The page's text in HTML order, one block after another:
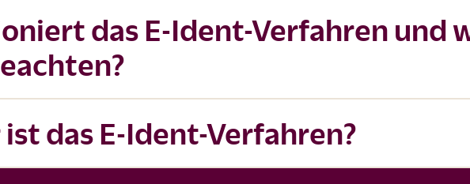
das E-Ident-Verfahren und
das E-Ident-Verfahren?